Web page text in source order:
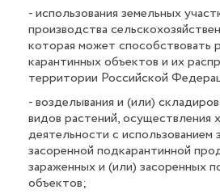
- использования земельных
производства
которая может способствовать
карантинных объектов и их
территории Российской
- возделывания и (или)
видов растений, осуществления
деятельности с использованием
засоренной подкарантинной
зараженных и (или) засоренных
объектов;